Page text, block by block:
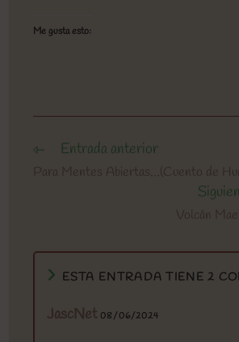
Me gusta esto:
Leer
artículos
Entrada anterior
Para Mentes Abiertas…(Cuento de
Volcán
ESTA ENTRADA TIENE 2
JascNet 08/06/2024